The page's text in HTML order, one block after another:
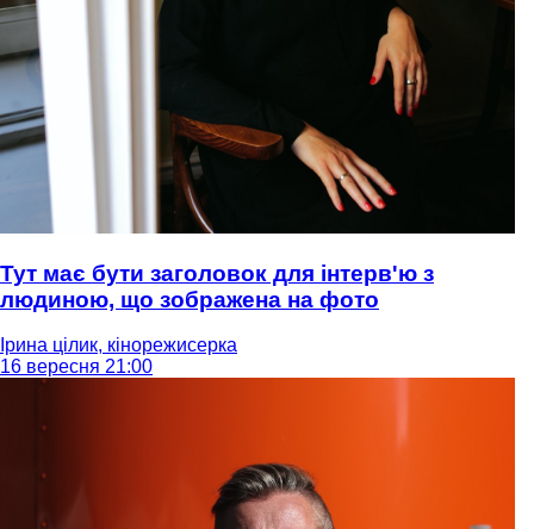
Тут має бути заголовок для інтерв'ю з
людиною, що зображена на фото
Ірина цілик, кінорежисерка
16 вересня 21:00